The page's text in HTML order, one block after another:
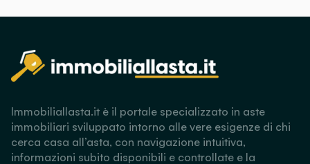
Immobiliallasta.it è il portale specializzato in aste
immobiliari sviluppato intorno alle vere esigenze di chi
cerca casa all’asta, con navigazione intuitiva,
informazioni subito disponibili e controllate e la